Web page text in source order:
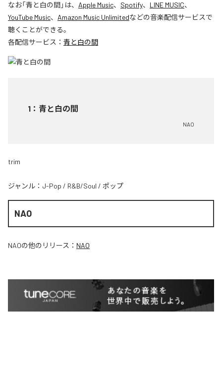
なお「青と白の間」は、 Apple Music、 Spotify、 LINE MUSIC、
YouTube Music、 Amazon Music Unlimitedなどの音楽配信サービスで
聴くことができる。
各配信サービス： 青と白の間
1 ： 青と白の間
NAO
trim
ジャンル： J-Pop / R&B/Soul / ポップ
NAO
NAOの他のリリース： NAO